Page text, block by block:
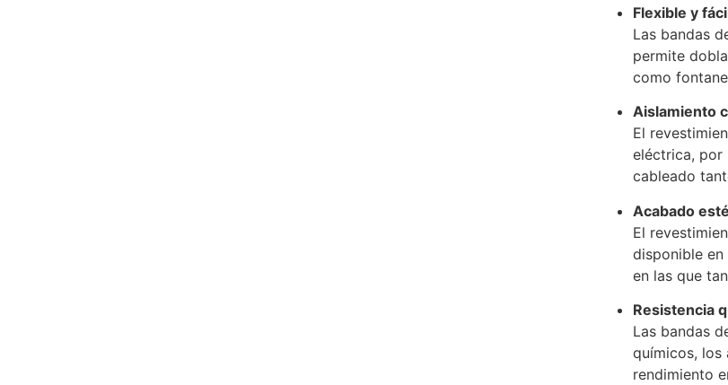
Flexible y
Las bandas
permite
como
Aislamiento
El
eléctrica, por
cableado
Acabado
El
disponible
en las que
Resistencia
Las bandas
químicos, los
rendimiento